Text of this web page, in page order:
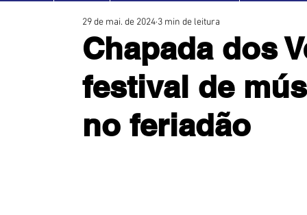
Chapada dos
festival de
no feriadão
29 de mai. de 2024 3 min de leitura